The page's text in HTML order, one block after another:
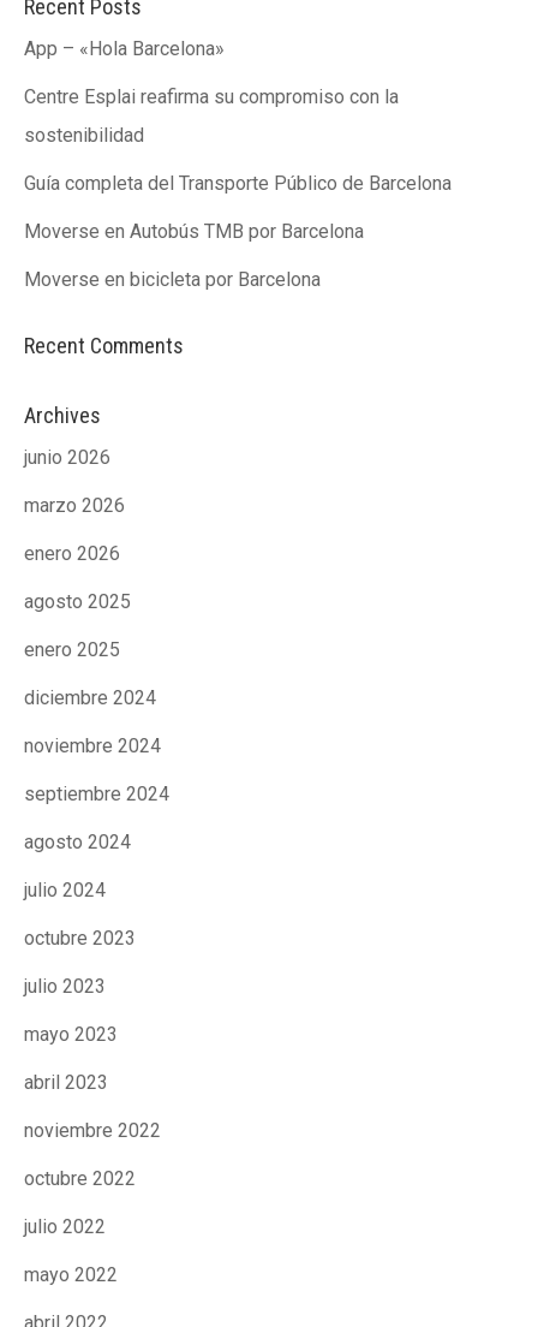
Recent Posts
App – «Hola Barcelona»
Centre Esplai reafirma su compromiso con la
sostenibilidad
Guía completa del Transporte Público de Barcelona
Moverse en Autobús TMB por Barcelona
Moverse en bicicleta por Barcelona
Recent Comments
Archives
junio 2026
marzo 2026
enero 2026
agosto 2025
enero 2025
diciembre 2024
noviembre 2024
septiembre 2024
agosto 2024
julio 2024
octubre 2023
julio 2023
mayo 2023
abril 2023
noviembre 2022
octubre 2022
julio 2022
mayo 2022
ACCIÓ SOCIAL I JOVES
ESPLAIS
SUPORT TERCER SECTOR
ACTUALITAT
Notícies
Butlletins
Diari de la Fundació
Fundesplai als mitjans
COL·LABORA
Fes voluntariat
ACCIÓ SOCIAL I JOVES
ESPLAIS
SUPORT TERCER SECTOR
ACTUALITAT
Notícies
Butlletins
Diari de la Fundació
Fundesplai als mitjans
COL·LABORA
Fes voluntariat